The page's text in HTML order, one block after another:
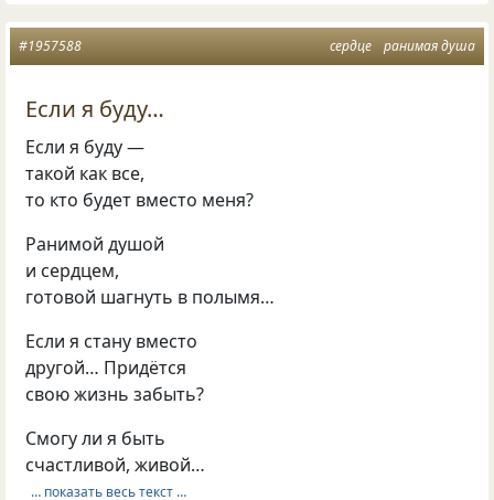
сердце ранимая душа
#1957588
Если я буду…
Если я буду —
такой как все,
то кто будет вместо меня?
Ранимой душой
и сердцем,
готовой шагнуть в полымя…
Если я стану вместо
другой… Придётся
свою жизнь забыть?
Смогу ли я быть
счастливой, живой…
… показать весь текст …